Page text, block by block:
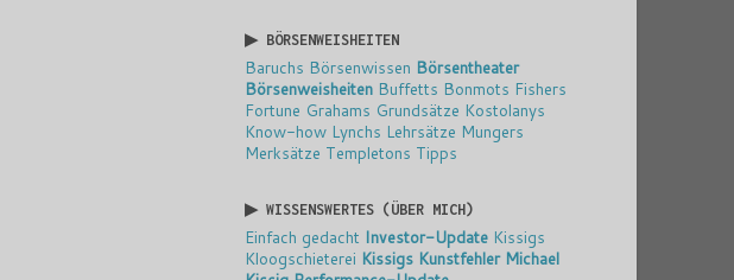
▶ BÖRSENWEISHEITEN
Baruchs Börsenwissen Börsentheater
Börsenweisheiten Buffetts Bonmots Fishers
Fortune Grahams Grundsätze Kostolanys
Know-how Lynchs Lehrsätze Mungers
Merksätze Templetons Tipps
▶ WISSENSWERTES (ÜBER MICH)
Einfach gedacht Investor-Update Kissigs
Kloogschieterei Kissigs Kunstfehler Michael